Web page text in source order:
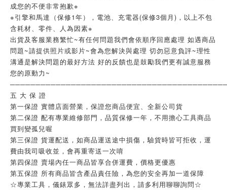
成您的不便非常抱歉※
※引擎和馬達（保修1年），電池、充電器(保修3個月)，以上不包
含耗材、零件、人為因素※
出貨及客服業務繁忙~有任何問題我們會依順序回應處理 如遇商品
問題~請提供照片或影片~會為您解決與處理 切勿惡意負評~理性
溝通是解決問題的最好方法 好的反饋也是鼓勵我們更有誠意服務
您的原動力~
五 大 保 證
第一保證 實體店面營業，保證您商品便宜、全新公司貨
第二保證 配有專業維修部門，品質保修一年，不用擔心工具商品
買到變孤兒喔
第三保證 貨運配送，如商品運送途中損傷，驗貨時皆可拒收，運
費由我司吸收並，會再重寄送一次唷
第四保證 賣場內任一商品皆享合併運費，價格更優惠
第五保證 所有商品皆含產品責任險，為您的安全再加一道保障
☆專業工具，儀錶眾多，無法詳盡列出，請多利用聊聊詢問☆